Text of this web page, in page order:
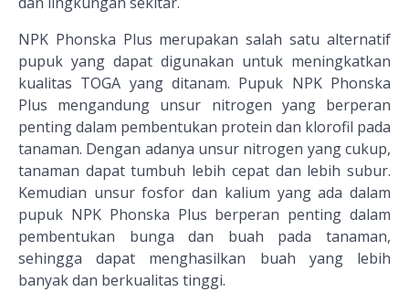
NPK Phonska Plus merupakan salah satu alternatif
pupuk yang dapat digunakan untuk meningkatkan
kualitas TOGA yang ditanam. Pupuk NPK Phonska
Plus mengandung unsur nitrogen yang berperan
penting dalam pembentukan protein dan klorofil pada
tanaman. Dengan adanya unsur nitrogen yang cukup,
tanaman dapat tumbuh lebih cepat dan lebih subur.
Kemudian unsur fosfor dan kalium yang ada dalam
pupuk NPK Phonska Plus berperan penting dalam
pembentukan bunga dan buah pada tanaman,
sehingga dapat menghasilkan buah yang lebih
banyak dan berkualitas tinggi.